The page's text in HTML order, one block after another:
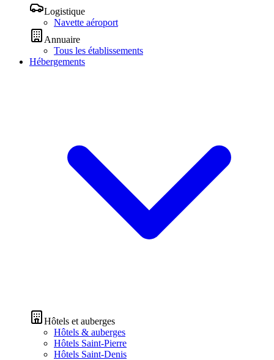
Logistique
Navette aéroport
Annuaire
Tous les établissements
Hébergements
Hôtels et auberges
Hôtels & auberges
Hôtels Saint-Pierre
Hôtels Saint-Denis